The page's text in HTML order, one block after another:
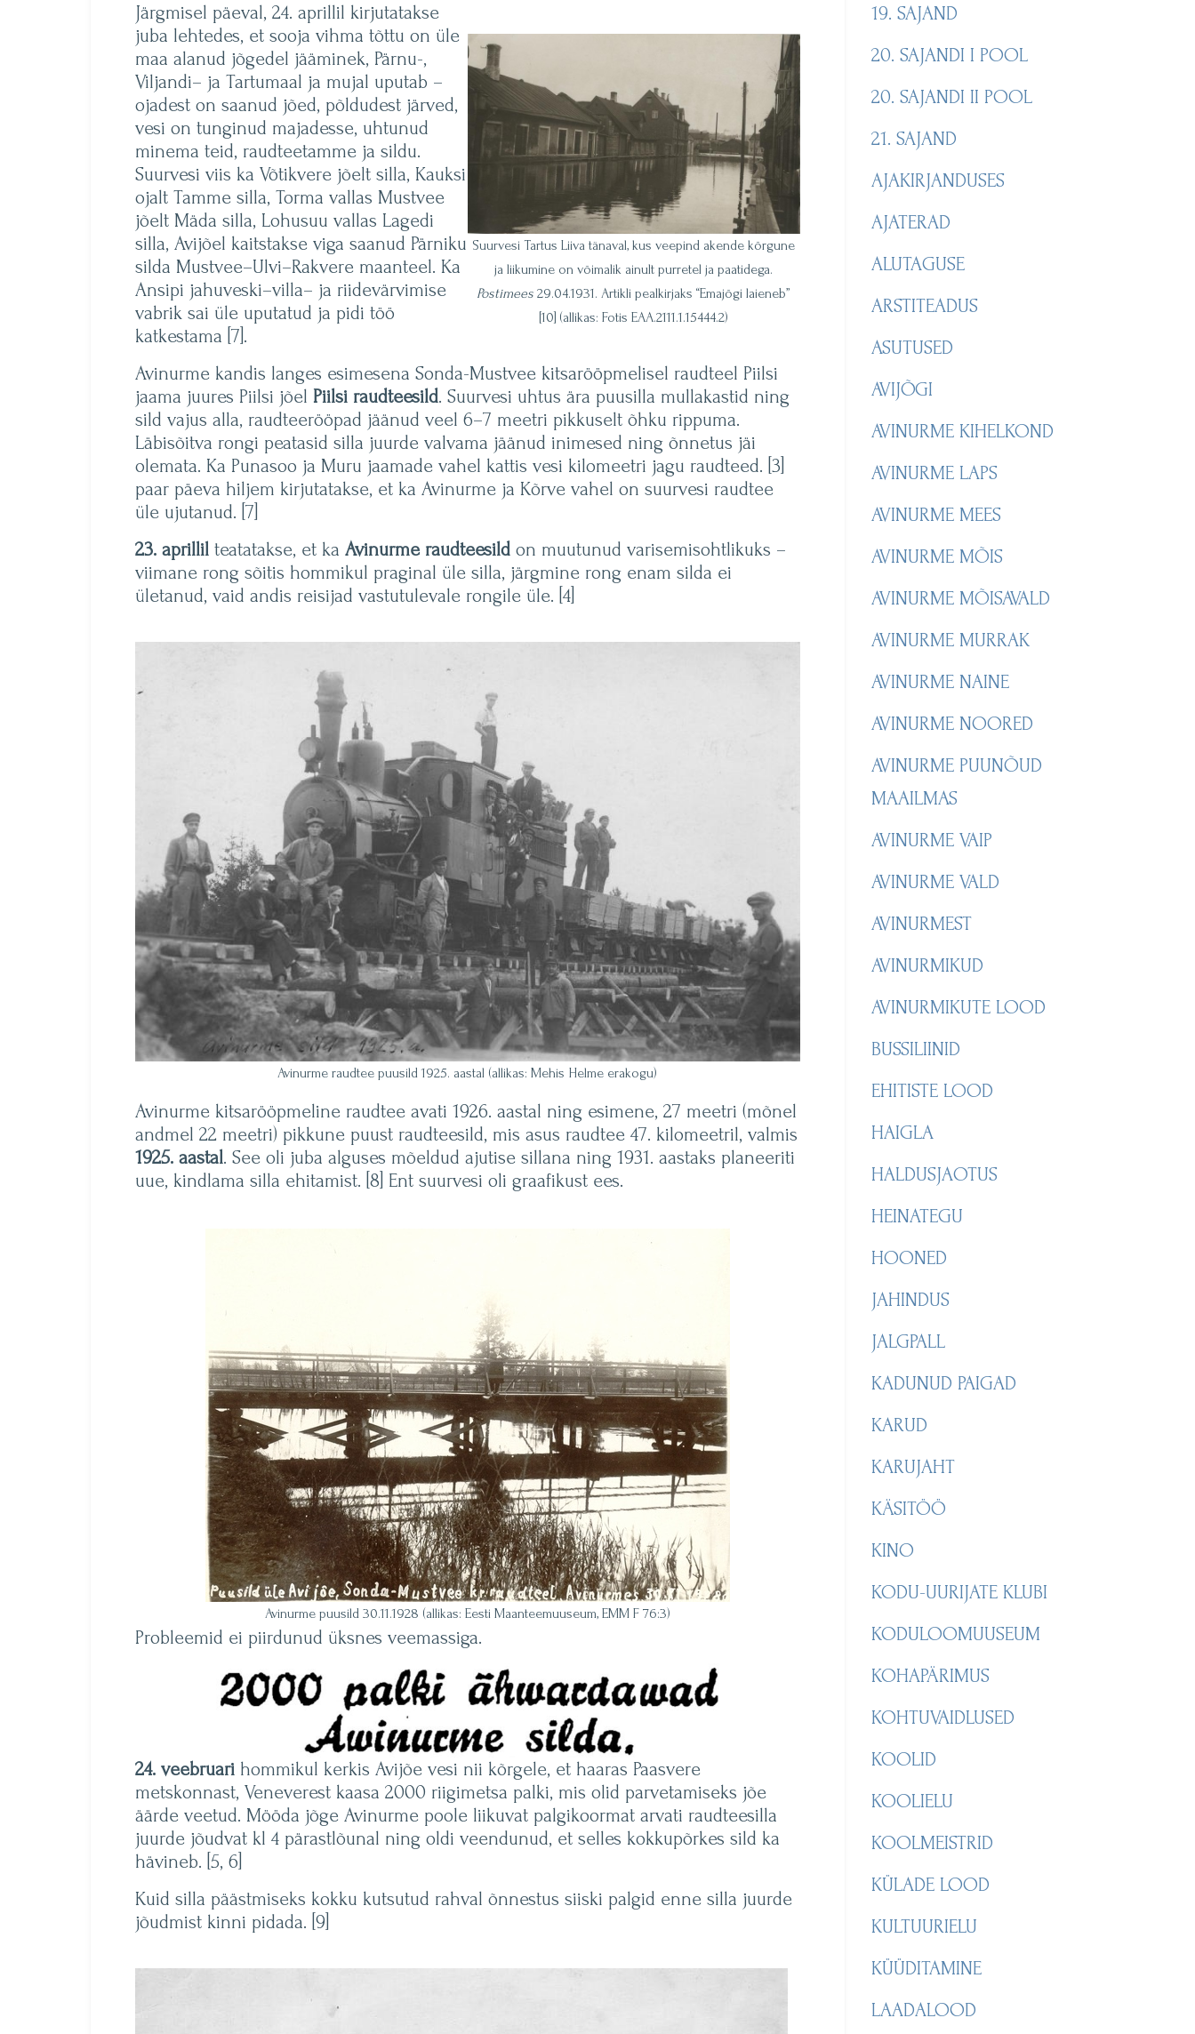
Järgmisel päeval, 24. aprillil kirjutatakse
juba lehtedes, et sooja vihma tõttu on üle
maa alanud jõgedel jääminek, Pärnu-,
Viljandi– ja Tartumaal ja mujal uputab –
ojadest on saanud jõed, põldudest järved,
vesi on tunginud majadesse, uhtunud
minema teid, raudteetamme ja sildu.
Suurvesi viis ka Võtikvere jõelt silla, Kauksi
ojalt Tamme silla, Torma vallas Mustvee
jõelt Mäda silla, Lohusuu vallas Lagedi
silla, Avijõel kaitstakse viga saanud Pärniku
silda Mustvee–Ulvi–Rakvere maanteel. Ka
Ansipi jahuveski–villa– ja riidevärvimise
vabrik sai üle uputatud ja pidi töö
katkestama [7].
Suurvesi Tartus Liiva tänaval, kus veepind akende kõrgune
ja liikumine on võimalik ainult purretel ja paatidega.
Postimees 29.04.1931. Artikli pealkirjaks “Emajõgi laieneb”
[10] (allikas: Fotis EAA.2111.1.15444.2)
Avinurme kandis langes esimesena Sonda-Mustvee kitsarööpmelisel raudteel Piilsi
jaama juures Piilsi jõel Piilsi raudteesild. Suurvesi uhtus ära puusilla mullakastid ning
sild vajus alla, raudteerööpad jäänud veel 6–7 meetri pikkuselt õhku rippuma.
Läbisõitva rongi peatasid silla juurde valvama jäänud inimesed ning õnnetus jäi
olemata. Ka Punasoo ja Muru jaamade vahel kattis vesi kilomeetri jagu raudteed. [3]
paar päeva hiljem kirjutatakse, et ka Avinurme ja Kõrve vahel on suurvesi raudtee
üle ujutanud. [7]
23. aprillil teatatakse, et ka Avinurme raudteesild on muutunud varisemisohtlikuks –
viimane rong sõitis hommikul praginal üle silla, järgmine rong enam silda ei
ületanud, vaid andis reisijad vastutulevale rongile üle. [4]
Avinurme raudtee puusild 1925. aastal (allikas: Mehis Helme erakogu)
Avinurme kitsarööpmeline raudtee avati 1926. aastal ning esimene, 27 meetri (mõnel
andmel 22 meetri) pikkune puust raudteesild, mis asus raudtee 47. kilomeetril, valmis
1925. aastal. See oli juba alguses mõeldud ajutise sillana ning 1931. aastaks planeeriti
uue, kindlama silla ehitamist. [8] Ent suurvesi oli graafikust ees.
Avinurme puusild 30.11.1928 (allikas: Eesti Maanteemuuseum, EMM F 76:3)
Probleemid ei piirdunud üksnes veemassiga.
24. veebruari hommikul kerkis Avijõe vesi nii kõrgele, et haaras Paasvere
metskonnast, Veneverest kaasa 2000 riigimetsa palki, mis olid parvetamiseks jõe
äärde veetud. Mööda jõge Avinurme poole liikuvat palgikoormat arvati raudteesilla
juurde jõudvat kl 4 pärastlõunal ning oldi veendunud, et selles kokkupõrkes sild ka
hävineb. [5, 6]
Kuid silla päästmiseks kokku kutsutud rahval õnnestus siiski palgid enne silla juurde
jõudmist kinni pidada. [9]
19. SAJAND
20. SAJANDI I POOL
20. SAJANDI II POOL
21. SAJAND
AJAKIRJANDUSES
AJATERAD
ALUTAGUSE
ARSTITEADUS
ASUTUSED
AVIJÕGI
AVINURME KIHELKOND
AVINURME LAPS
AVINURME MEES
AVINURME MÕIS
AVINURME MÕISAVALD
AVINURME MURRAK
AVINURME NAINE
AVINURME NOORED
AVINURME PUUNÕUD
MAAILMAS
AVINURME VAIP
AVINURME VALD
AVINURMEST
AVINURMIKUD
AVINURMIKUTE LOOD
BUSSILIINID
EHITISTE LOOD
HAIGLA
HALDUSJAOTUS
HEINATEGU
HOONED
JAHINDUS
JALGPALL
KADUNUD PAIGAD
KARUD
KARUJAHT
KÄSITÖÖ
KINO
KODU-UURIJATE KLUBI
KODULOOMUUSEUM
KOHAPÄRIMUS
KOHTUVAIDLUSED
KOOLID
KOOLIELU
KOOLMEISTRID
KÜLADE LOOD
KULTUURIELU
KÜÜDITAMINE
LAADALOOD